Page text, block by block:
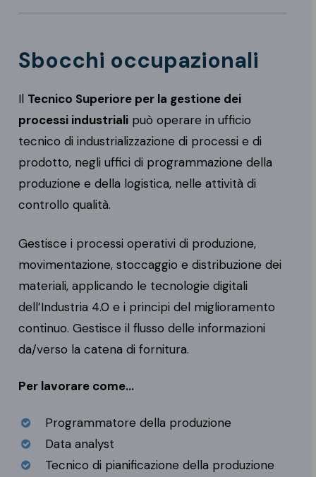
Sbocchi occupazionali
Il Tecnico Superiore per la gestione dei
processi industriali può operare in ufficio
tecnico di industrializzazione di processi e di
prodotto, negli uffici di programmazione della
produzione e della logistica, nelle attività di
controllo qualità.
Gestisce i processi operativi di produzione,
movimentazione, stoccaggio e distribuzione dei
materiali, applicando le tecnologie digitali
dell’Industria 4.0 e i principi del miglioramento
continuo. Gestisce il flusso delle informazioni
da/verso la catena di fornitura.
Per lavorare come…
Programmatore della produzione
Data analyst
Tecnico di pianificazione della produzione